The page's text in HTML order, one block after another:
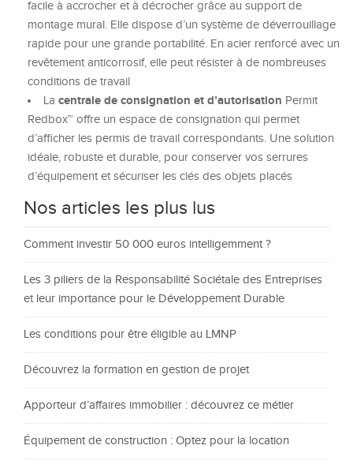
facile à accrocher et à décrocher grâce au support de
montage mural. Elle dispose d’un système de déverrouillage
rapide pour une grande portabilité. En acier renforcé avec un
revêtement anticorrosif, elle peut résister à de nombreuses
conditions de travail
La centrale de consignation et d’autorisation Permit
Redbox™ offre un espace de consignation qui permet
d’afficher les permis de travail correspondants. Une solution
idéale, robuste et durable, pour conserver vos serrures
d’équipement et sécuriser les clés des objets placés
Nos articles les plus lus
Comment investir 50 000 euros intelligemment ?
Les 3 piliers de la Responsabilité Sociétale des Entreprises
et leur importance pour le Développement Durable
Les conditions pour être éligible au LMNP
Découvrez la formation en gestion de projet
Apporteur d’affaires immobilier : découvrez ce métier
Équipement de construction : Optez pour la location